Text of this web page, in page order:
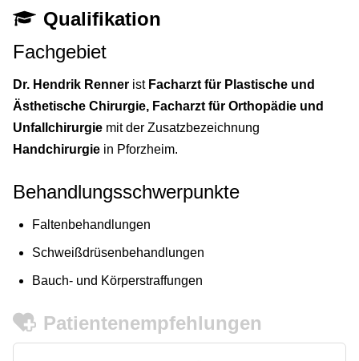
Qualifikation
Fachgebiet
Dr. Hendrik Renner ist Facharzt für Plastische und
Ästhetische Chirurgie, Facharzt für Orthopädie und
Unfallchirurgie mit der Zusatzbezeichnung
Handchirurgie in Pforzheim.
Behandlungsschwerpunkte
Faltenbehandlungen
Schweißdrüsenbehandlungen
Bauch- und Körperstraffungen
Patientenempfehlungen